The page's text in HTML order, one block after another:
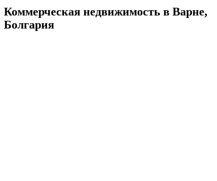
Коммерческая недвижимость в Варне,
Болгария